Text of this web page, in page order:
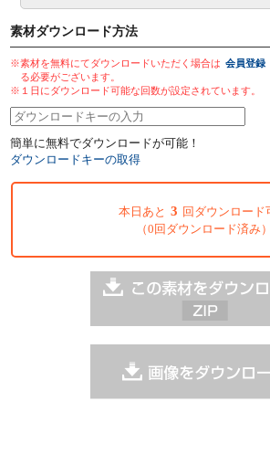
素材ダウンロード方法
※素材を無料にてダウンロードいただく場合は 会員登録
る必要がございます。
※１日にダウンロード可能な回数が設定されています。
簡単に無料でダウンロードが可能！
ダウンロードキーの取得
本日あと 3 回ダウンロード
（0回ダウンロード済み）